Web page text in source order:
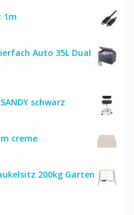
1m
Auto 35L Dual
schwarz
creme
200kg Garten